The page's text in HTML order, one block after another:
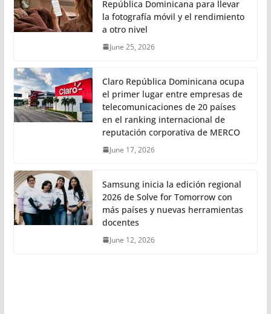
República Dominicana para llevar
la fotografía móvil y el rendimiento
a otro nivel
June 25, 2026
Claro República Dominicana ocupa
el primer lugar entre empresas de
telecomunicaciones de 20 países
en el ranking internacional de
reputación corporativa de MERCO
June 17, 2026
Samsung inicia la edición regional
2026 de Solve for Tomorrow con
más países y nuevas herramientas
docentes
June 12, 2026